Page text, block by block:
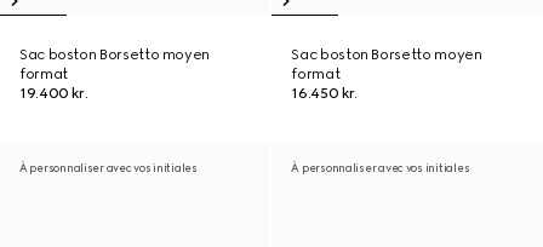
Sac boston Borsetto moyen
format
19.400 kr.
Sac boston Borsetto moyen
format
16.450 kr.
À personnaliser avec vos initiales À personnaliser avec vos initiales